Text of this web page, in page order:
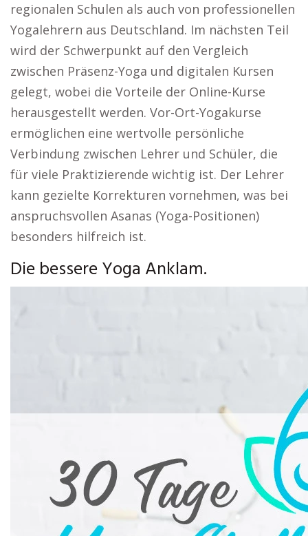
regionalen Schulen als auch von professionellen
Yogalehrern aus Deutschland. Im nächsten Teil
wird der Schwerpunkt auf den Vergleich
zwischen Präsenz-Yoga und digitalen Kursen
gelegt, wobei die Vorteile der Online-Kurse
herausgestellt werden. Vor-Ort-Yogakurse
ermöglichen eine wertvolle persönliche
Verbindung zwischen Lehrer und Schüler, die
für viele Praktizierende wichtig ist. Der Lehrer
kann gezielte Korrekturen vornehmen, was bei
anspruchsvollen Asanas (Yoga-Positionen)
besonders hilfreich ist.
Die bessere Yoga Anklam.